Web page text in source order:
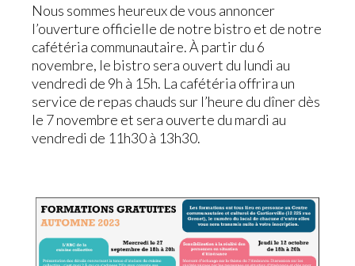
Nous sommes heureux de vous annoncer
l’ouverture officielle de notre bistro et de notre
cafétéria communautaire. À partir du 6
novembre, le bistro sera ouvert du lundi au
vendredi de 9h à 15h. La cafétéria offrira un
service de repas chauds sur l’heure du dîner dès
le 7 novembre et sera ouverte du mardi au
vendredi de 11h30 à 13h30.